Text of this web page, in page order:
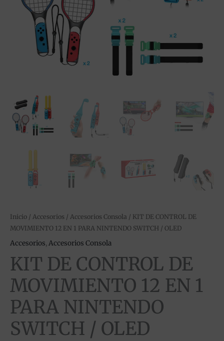
Inicio / Accesorios / Accesorios Consola / KIT DE CONTROL DE
MOVIMIENTO 12 EN 1 PARA NINTENDO SWITCH / OLED
Accesorios,Accesorios Consola
KIT DE CONTROL DE
MOVIMIENTO 12 EN 1
PARA NINTENDO
SWITCH / OLED